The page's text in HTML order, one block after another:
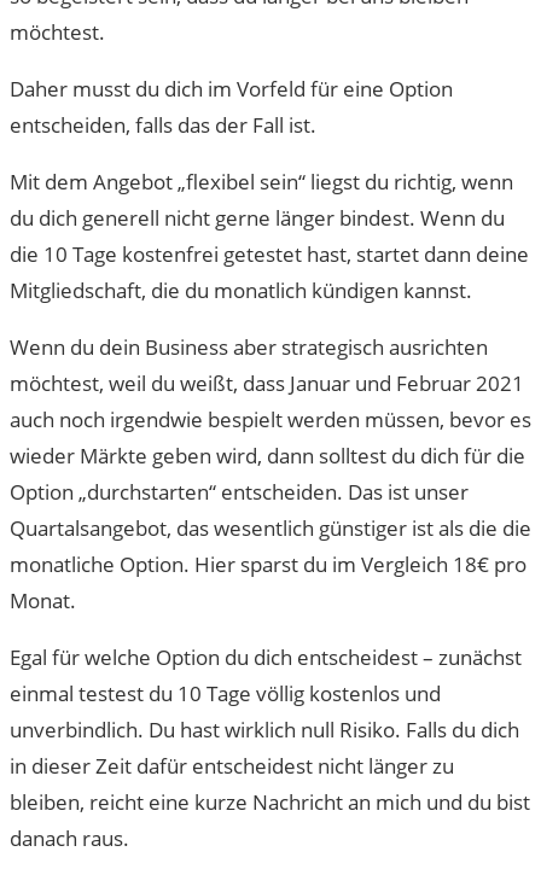
möchtest.
Daher musst du dich im Vorfeld für eine Option
entscheiden, falls das der Fall ist.
Mit dem Angebot „flexibel sein“ liegst du richtig, wenn
du dich generell nicht gerne länger bindest. Wenn du
die 10 Tage kostenfrei getestet hast, startet dann deine
Mitgliedschaft, die du monatlich kündigen kannst.
Wenn du dein Business aber strategisch ausrichten
möchtest, weil du weißt, dass Januar und Februar 2021
auch noch irgendwie bespielt werden müssen, bevor es
wieder Märkte geben wird, dann solltest du dich für die
Option „durchstarten“ entscheiden. Das ist unser
Quartalsangebot, das wesentlich günstiger ist als die die
monatliche Option. Hier sparst du im Vergleich 18€ pro
Monat.
Egal für welche Option du dich entscheidest – zunächst
einmal testest du 10 Tage völlig kostenlos und
unverbindlich. Du hast wirklich null Risiko. Falls du dich
in dieser Zeit dafür entscheidest nicht länger zu
bleiben, reicht eine kurze Nachricht an mich und du bist
danach raus.